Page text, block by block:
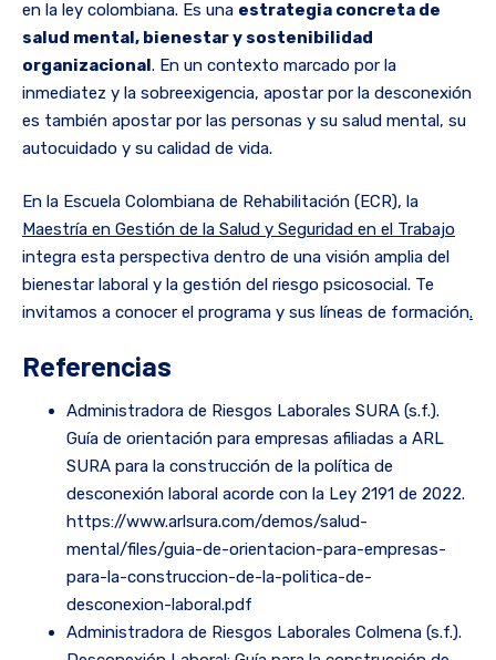
en la ley colombiana. Es una estrategia concreta de
salud mental, bienestar y sostenibilidad
organizacional. En un contexto marcado por la
inmediatez y la sobreexigencia, apostar por la desconexión
es también apostar por las personas y su salud mental, su
autocuidado y su calidad de vida.
En la Escuela Colombiana de Rehabilitación (ECR), la
Maestría en Gestión de la Salud y Seguridad en el Trabajo
integra esta perspectiva dentro de una visión amplia del
bienestar laboral y la gestión del riesgo psicosocial. Te
invitamos a conocer el programa y sus líneas de formación.
Referencias
Administradora de Riesgos Laborales SURA (s.f.).
Guía de orientación para empresas afiliadas a ARL
SURA para la construcción de la política de
desconexión laboral acorde con la Ley 2191 de 2022.
https://www.arlsura.com/demos/salud-
mental/files/guia-de-orientacion-para-empresas-
para-la-construccion-de-la-politica-de-
desconexion-laboral.pdf
Administradora de Riesgos Laborales Colmena (s.f.).